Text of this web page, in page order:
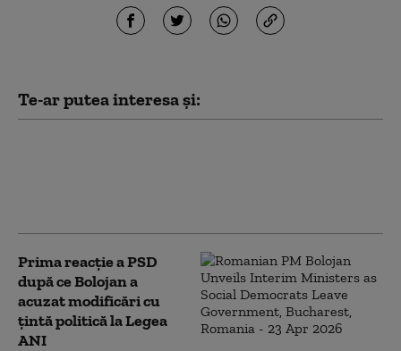
Te-ar putea interesa și:
Prima reacție a PSD
după ce Bolojan a
acuzat modificări cu
țintă politică la Legea
ANI